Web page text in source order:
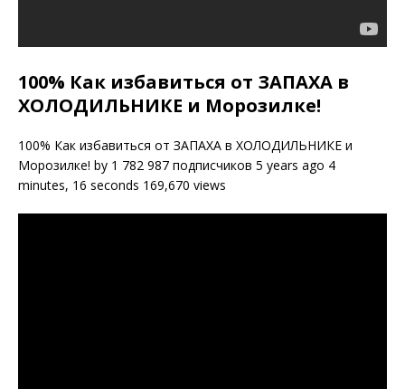
100% Как избавиться от ЗАПАХА в
ХОЛОДИЛЬНИКЕ и Морозилке!
100% Как избавиться от ЗАПАХА в ХОЛОДИЛЬНИКЕ и
Морозилке! by 1 782 987 подписчиков 5 years ago 4
minutes, 16 seconds 169,670 views